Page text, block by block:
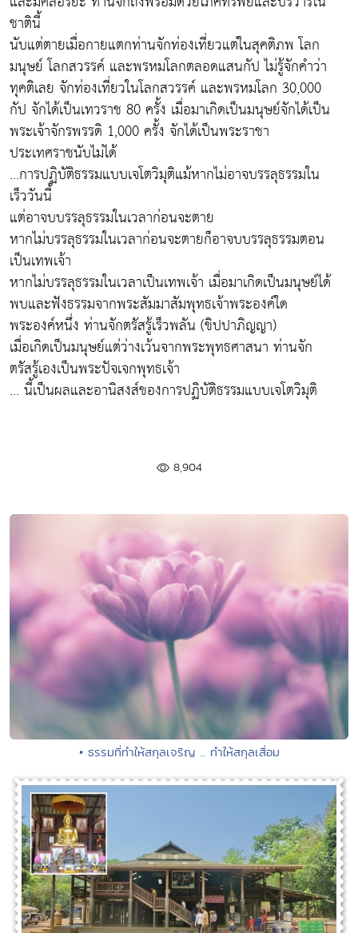
ชาตินี้
นับแต่ตายเมื่อกายแตกท่านจักท่องเที่ยวแต่ในสุคติภพ โลก
มนุษย์ โลกสวรรค์ และพรหมโลกตลอดแสนกัป ไม่รู้จักคำว่า
ทุคติเลย จักท่องเที่ยวในโลกสวรรค์ และพรหมโลก 30,000
กัป จักได้เป็นเทวราช 80 ครั้ง เมื่อมาเกิดเป็นมนุษย์จักได้เป็น
พระเจ้าจักรพรรดิ 1,000 ครั้ง จักได้เป็นพระราชา
ประเทศราชนับไม่ได้
...การปฏิบัติธรรมแบบเจโตวิมุติแม้หากไม่อาจบรรลุธรรมใน
เร็ววันนี้
แต่อาจบบรรลุธรรมในเวลาก่อนจะตาย
หากไม่บรรลุธรรมในเวลาก่อนจะตายก็อาจบบรรลุธรรมตอน
เป็นเทพเจ้า
หากไม่บรรลุธรรมในเวลาเป็นเทพเจ้า เมื่อมาเกิดเป็นมนุษย์ได้
พบและฟังธรรมจากพระสัมมาสัมพุทธเจ้าพระองค์ใด
พระองค์หนึ่ง ท่านจักตรัสรู้เร็วพลัน (ขิปปาภิญญา)
เมื่อเกิดเป็นมนุษย์แต่ว่างเว้นจากพระพุทธศาสนา ท่านจัก
ตรัสรู้เองเป็นพระปัจเจกพุทธเจ้า
... นี้เป็นผลและอานิสงส์ของการปฏิบัติธรรมแบบเจโตวิมุติ
8,904
• ธรรมที่ทำให้สกุลเจริญ .. ทำให้สกุลเสื่อม